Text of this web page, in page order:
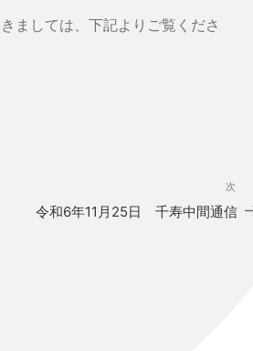
ましては、下記よりご覧くださ
の
次
令和6年11月25日 千寿中間通信